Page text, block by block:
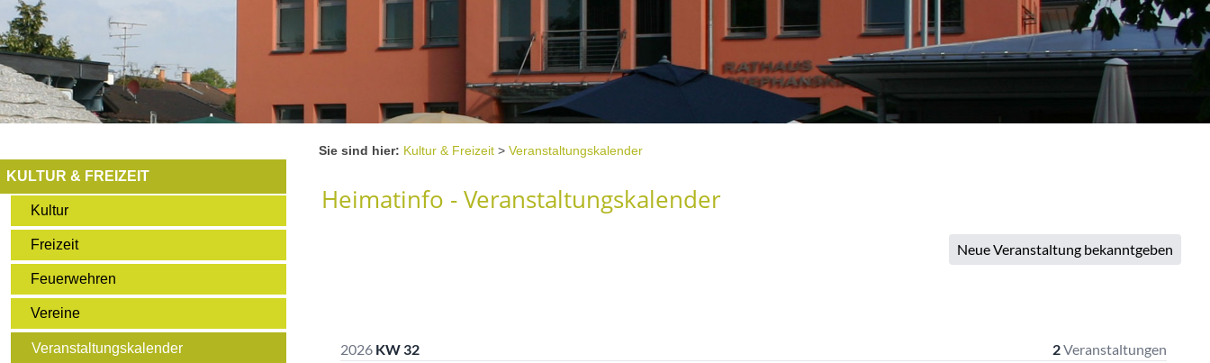
KULTUR & FREIZEIT
Kultur
Freizeit
Feuerwehren
Vereine
Veranstaltungskalender
Sie sind hier: Kultur & Freizeit > Veranstaltungskalender
Heimatinfo - Veranstaltungskalender